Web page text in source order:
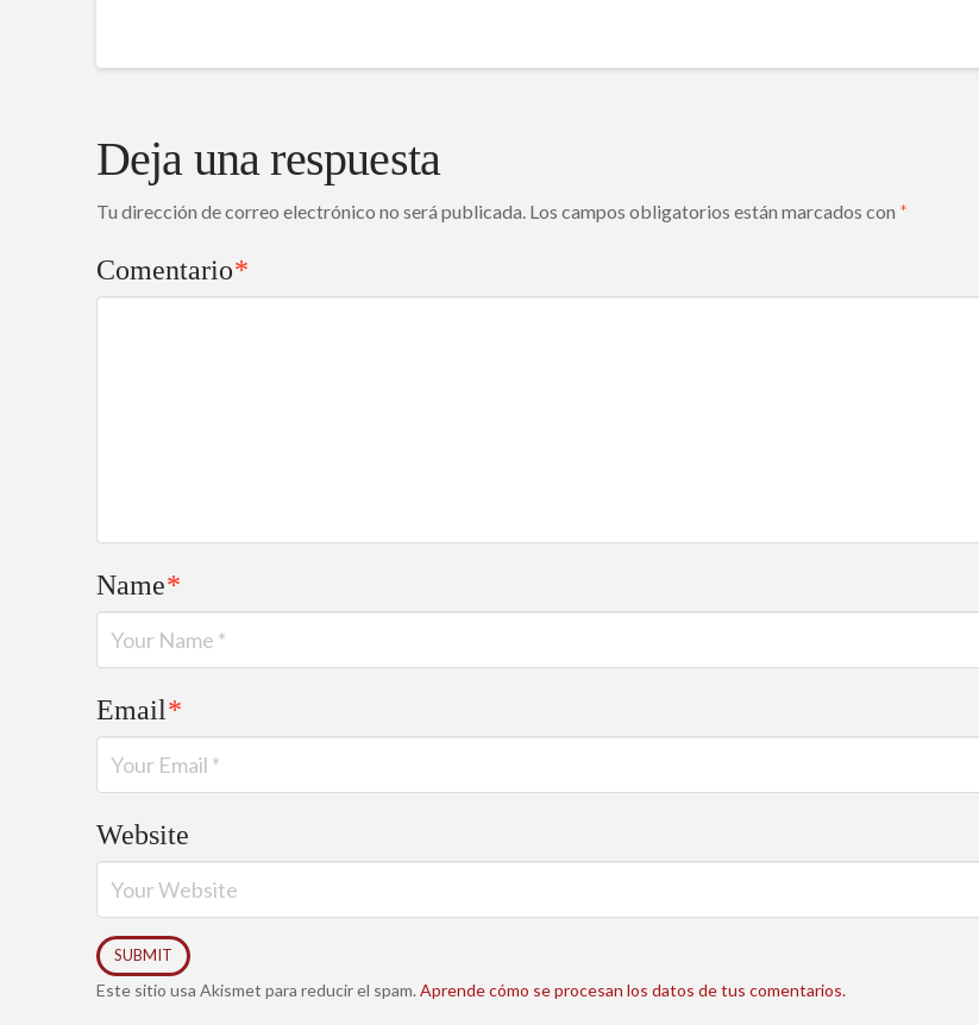
Deja una respuesta
Tu dirección de correo electrónico no será publicada. Los campos obligatorios están marcados con *
Comentario*
Name*
Email*
Website
Este sitio usa Akismet para reducir el spam. Aprende cómo se procesan los datos de tus comentarios.